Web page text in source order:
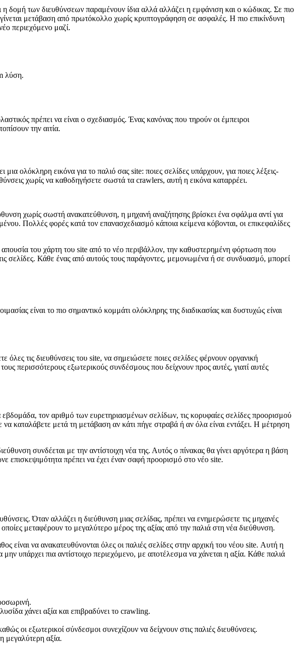
δομή των διευθύνσεων παραμένουν ίδια αλλά αλλάζει η εμφάνιση και ο κώδικας. Σε πιο
μετάβαση από πρωτόκολλο χωρίς κρυπτογράφηση σε ασφαλές. Η πιο επικίνδυνη
περιεχόμενο μαζί.
λύση.
πρέπει να είναι ο σχεδιασμός. Ένας κανόνας που τηρούν οι έμπειροι
την αιτία.
ολόκληρη εικόνα για το παλιό σας site: ποιες σελίδες υπάρχουν, για ποιες λέξεις-
χωρίς να καθοδηγήσετε σωστά τα crawlers, αυτή η εικόνα καταρρέει.
χωρίς σωστή ανακατεύθυνση, η μηχανή αναζήτησης βρίσκει ένα σφάλμα αντί για
Πολλές φορές κατά τον επανασχεδιασμό κάποια κείμενα κόβονται, οι επικεφαλίδες
του χάρτη του site από το νέο περιβάλλον, την καθυστερημένη φόρτωση που
σελίδες. Κάθε ένας από αυτούς τους παράγοντες, μεμονωμένα ή σε συνδυασμό, μπορεί
είναι το πιο σημαντικό κομμάτι ολόκληρης της διαδικασίας και δυστυχώς είναι
τις διευθύνσεις του site, να σημειώσετε ποιες σελίδες φέρνουν οργανική
περισσότερους εξωτερικούς συνδέσμους που δείχνουν προς αυτές, γιατί αυτές
τον αριθμό των ευρετηριασμένων σελίδων, τις κορυφαίες σελίδες προορισμού
να καταλάβετε μετά τη μετάβαση αν κάτι πήγε στραβά ή αν όλα είναι εντάξει. Η μέτρηση
συνδέεται με την αντίστοιχη νέα της. Αυτός ο πίνακας θα γίνει αργότερα η βάση
επισκεψιμότητα πρέπει να έχει έναν σαφή προορισμό στο νέο site.
Όταν αλλάζει η διεύθυνση μιας σελίδας, πρέπει να ενημερώσετε τις μηχανές
μεταφέρουν το μεγαλύτερο μέρος της αξίας από την παλιά στη νέα διεύθυνση.
είναι να ανακατευθύνονται όλες οι παλιές σελίδες στην αρχική του νέου site. Αυτή η
υπάρχει πια αντίστοιχο περιεχόμενο, με αποτέλεσμα να χάνεται η αξία. Κάθε παλιά
χάνει αξία και επιβραδύνει το crawling.
οι εξωτερικοί σύνδεσμοι συνεχίζουν να δείχνουν στις παλιές διευθύνσεις.
μεγαλύτερη αξία.